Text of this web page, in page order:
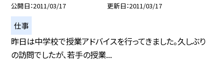
公開日 2011/03/17 更新日 2011/03/17
仕事
昨日は中学校で授業アドバイスを行ってきました。久しぶり
の訪問でしたが、若手の授業...